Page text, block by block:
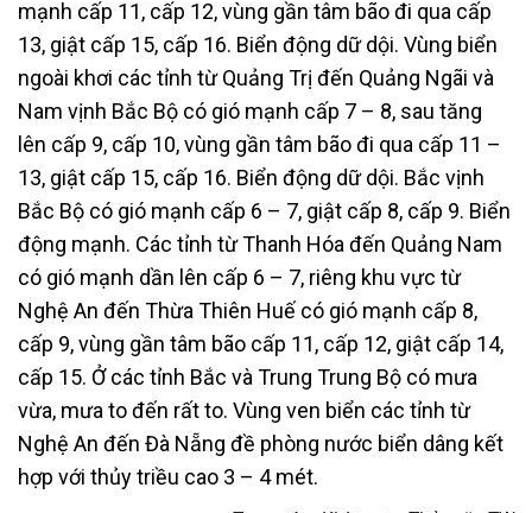
mạnh cấp 11, cấp 12, vùng gần tâm bão đi qua cấp
13, giật cấp 15, cấp 16. Biển động dữ dội. Vùng biển
ngoài khơi các tỉnh từ Quảng Trị đến Quảng Ngãi và
Nam vịnh Bắc Bộ có gió mạnh cấp 7 – 8, sau tăng
lên cấp 9, cấp 10, vùng gần tâm bão đi qua cấp 11 –
13, giật cấp 15, cấp 16. Biển động dữ dội. Bắc vịnh
Bắc Bộ có gió mạnh cấp 6 – 7, giật cấp 8, cấp 9. Biển
động mạnh. Các tỉnh từ Thanh Hóa đến Quảng Nam
có gió mạnh dần lên cấp 6 – 7, riêng khu vực từ
Nghệ An đến Thừa Thiên Huế có gió mạnh cấp 8,
cấp 9, vùng gần tâm bão cấp 11, cấp 12, giật cấp 14,
cấp 15. Ở các tỉnh Bắc và Trung Trung Bộ có mưa
vừa, mưa to đến rất to. Vùng ven biển các tỉnh từ
Nghệ An đến Đà Nẵng đề phòng nước biển dâng kết
hợp với thủy triều cao 3 – 4 mét.